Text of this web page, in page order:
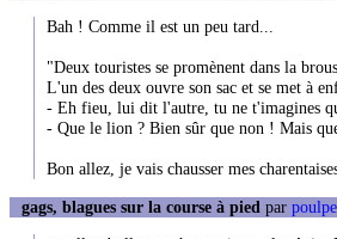
Bah ! Comme il est un peu tard...
"Deux touristes se promènent dans la
L'un des deux ouvre son sac et se met à
- Eh fieu, lui dit l'autre, tu ne t'imagines
- Que le lion ? Bien sûr que non ! Mais
Bon allez, je vais chausser mes
gags, blagues sur la course à pied par